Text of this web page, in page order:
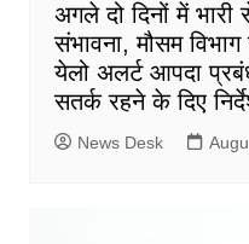
अगले दो दिनों में भारी
संभावना, मौसम
येलो अलर्ट आपदा
सतर्क रहने के दिए
News Desk